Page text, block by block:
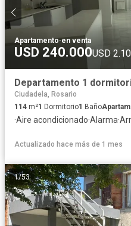
Apartamento·en venta
USD 240.000USD
Departamento 1
Ciudadela, Rosario
114 m²1 Dormitorio1 Baño
·Aire acondicionado·Alarma·
Actualizado hace más de 1 mes
1/53